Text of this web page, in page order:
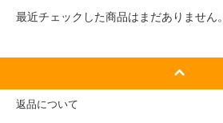
最近チェックした商品はまだありません。
返品について